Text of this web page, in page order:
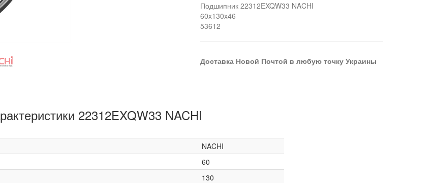
Подшипник 22312EXQW33 NACHI
60x130x46
53612
Доставка Новой Почтой в любую точку Украины
22312EXQW33 NACHI
NACHI
60
130